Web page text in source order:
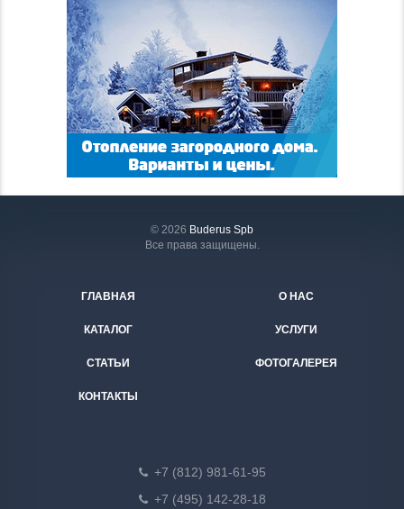
© 2026 Buderus Spb
Все права защищены.
ГЛАВНАЯ О НАС
КАТАЛОГ УСЛУГИ
СТАТЬИ ФОТОГАЛЕРЕЯ
КОНТАКТЫ
+7 (812) 981-61-95
+7 (495) 142-28-18